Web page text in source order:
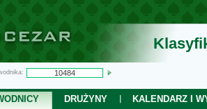
DRUŻYNY
KALENDARZ I